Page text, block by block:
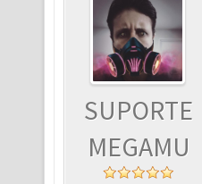
SUPORTE
MEGAMU